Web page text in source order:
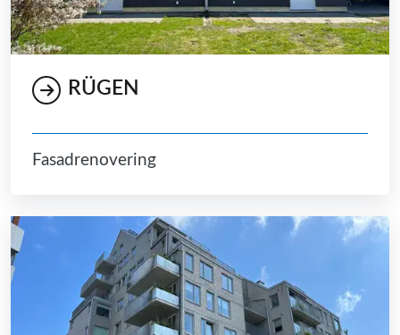
RÜGEN
Fasadrenovering